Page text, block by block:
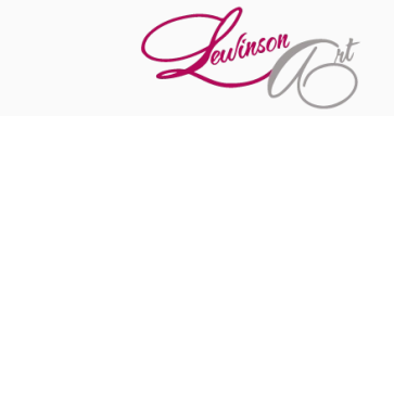
Skip to main content